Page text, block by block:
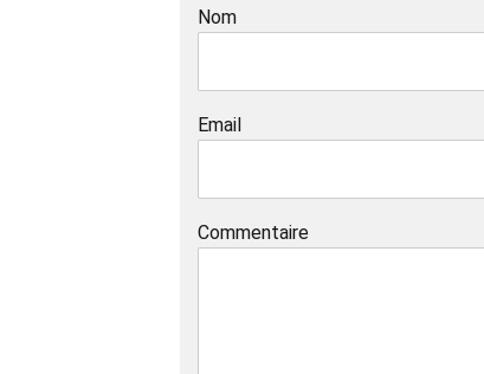
Nom
Email
Commentaire